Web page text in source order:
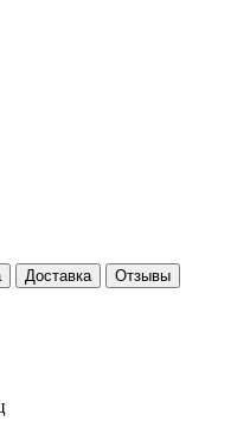
Доставка
Отзывы